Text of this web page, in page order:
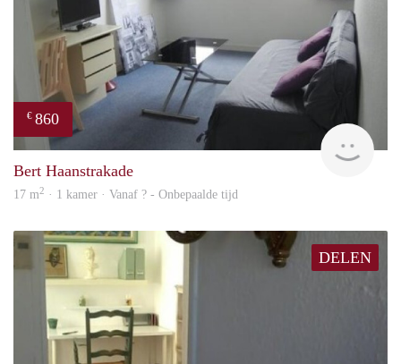
€ 860
Bert Haanstrakade
17 m2 · 1 kamer · Vanaf ? - Onbepaalde tijd
DELEN